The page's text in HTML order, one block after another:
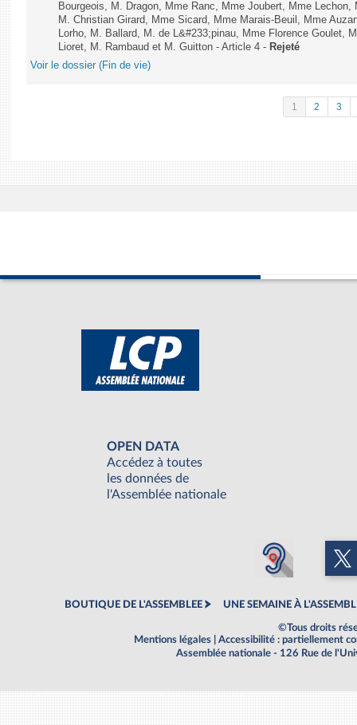
Bourgeois, M. Dragon, Mme Ranc, Mme Joubert, Mme
M. Christian Girard, Mme Sicard, Mme Marais-Beuil, Mme
Lorho, M. Ballard, M. de L&#233;pinau, Mme Florence Goulet,
Lioret, M. Rambaud et M. Guitton - Article 4 - Rejeté
Voir le dossier (Fin de vie)
1 2 3
OPEN DATA
Accédez à toutes
les données de
l'Assemblée nationale
BOUTIQUE DE L'ASSEMBLEE UNE SEMAINE À
©Tous droits
Mentions légales
Accessibilité : partiellement
Assemblée nationale - 126 Rue de